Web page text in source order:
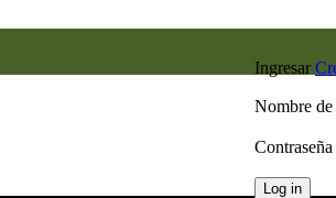
Ingresar
Nombre
Contraseña
Log in